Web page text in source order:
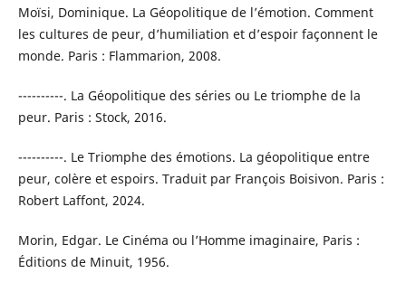
Moïsi, Dominique. La Géopolitique de l’émotion. Comment
les cultures de peur, d’humiliation et d’espoir façonnent le
monde. Paris : Flammarion, 2008.
----------. La Géopolitique des séries ou Le triomphe de la
peur. Paris : Stock, 2016.
----------. Le Triomphe des émotions. La géopolitique entre
peur, colère et espoirs. Traduit par François Boisivon. Paris :
Robert Laffont, 2024.
Morin, Edgar. Le Cinéma ou l’Homme imaginaire, Paris :
Éditions de Minuit, 1956.